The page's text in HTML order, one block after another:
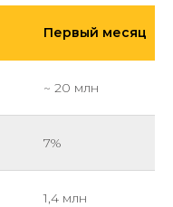
Первый месяц
~ 20 млн
7%
1,4 млн